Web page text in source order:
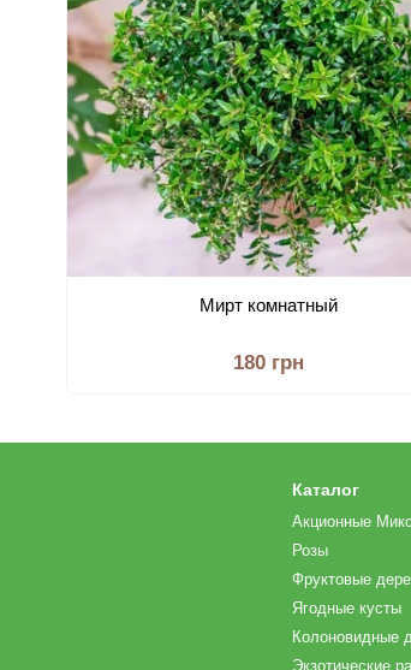
Мирт комнатный
180 грн
Каталог
Акционные
Розы
Фруктовые
Ягодные кусты
Колоновидные
Экзотические